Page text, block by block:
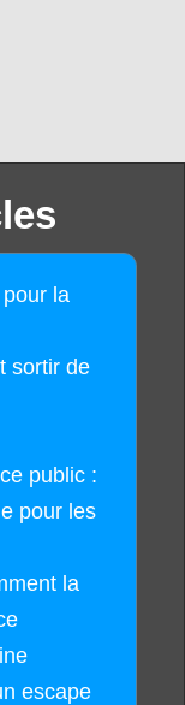
la
sortir de
public :
pour les
la
escape